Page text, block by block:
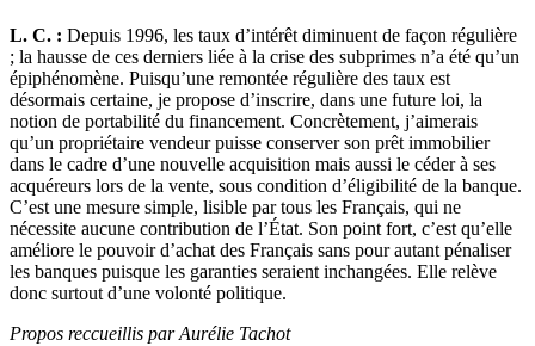
L. C. : Depuis 1996, les taux d’intérêt diminuent de façon régulière
; la hausse de ces derniers liée à la crise des subprimes n’a été qu’un
épiphénomène. Puisqu’une remontée régulière des taux est
désormais certaine, je propose d’inscrire, dans une future loi, la
notion de portabilité du financement. Concrètement, j’aimerais
qu’un propriétaire vendeur puisse conserver son prêt immobilier
dans le cadre d’une nouvelle acquisition mais aussi le céder à ses
acquéreurs lors de la vente, sous condition d’éligibilité de la banque.
C’est une mesure simple, lisible par tous les Français, qui ne
nécessite aucune contribution de l’État. Son point fort, c’est qu’elle
améliore le pouvoir d’achat des Français sans pour autant pénaliser
les banques puisque les garanties seraient inchangées. Elle relève
donc surtout d’une volonté politique.
Propos reccueillis par Aurélie Tachot